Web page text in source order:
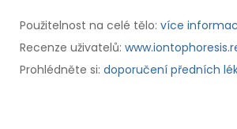
Použitelnost na celé tělo: více
Recenze uživatelů:
Prohlédněte si: doporučení předních